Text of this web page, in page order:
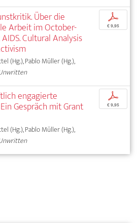
Über die
Arbeit im October-
Cultural Analysis
(Hg.), Pablo Müller (Hg.),
p
€ 9,95
engagierte
Gespräch mit Grant
(Hg.), Pablo Müller (Hg.),
p
€ 9,95